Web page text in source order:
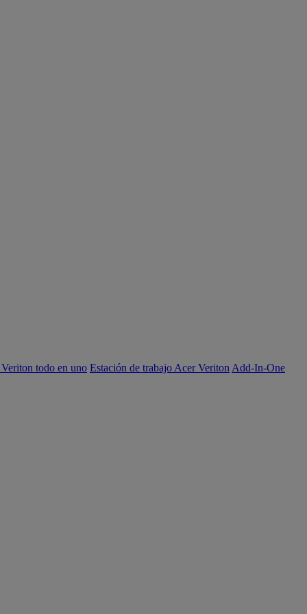
todo en uno Estación de trabajo Acer Veriton Add-In-One